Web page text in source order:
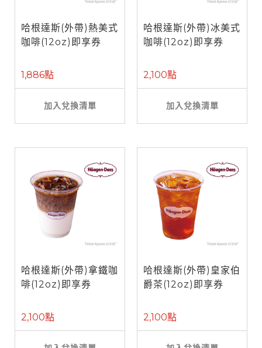
哈根達斯(外帶)熱美式
咖啡(12oz)即享券
1,886點
加入兌換清單
哈根達斯(外帶)冰美式
咖啡(12oz)即享券
2,100點
加入兌換清單
哈根達斯(外帶)拿鐵咖
啡(12oz)即享券
2,100點
哈根達斯(外帶)皇家伯
爵茶(12oz)即享券
2,100點